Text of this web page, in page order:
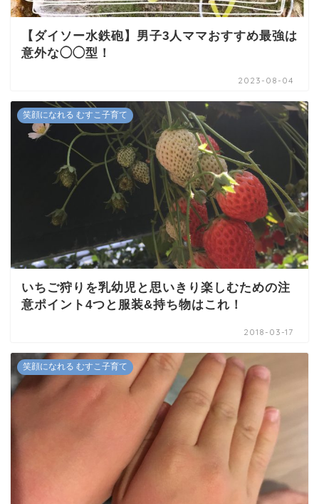
【ダイソー水鉄砲】男子3人ママおすすめ最強は
意外な◯◯型！
2023-08-04
笑顔になれる むすこ子育て
いちご狩りを乳幼児と思いきり楽しむための注
意ポイント4つと服装&持ち物はこれ！
2018-03-17
笑顔になれる むすこ子育て